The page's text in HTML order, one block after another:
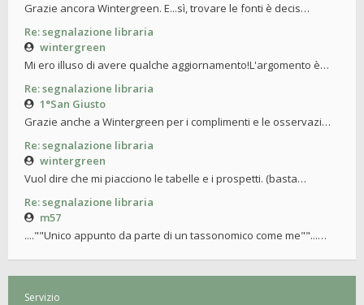
Grazie ancora Wintergreen. E...sì, trovare le fonti è decis…
Re: segnalazione libraria
wintergreen
Mi ero illuso di avere qualche aggiornamento!L'argomento è…
Re: segnalazione libraria
1°San Giusto
Grazie anche a Wintergreen per i complimenti e le osservazi…
Re: segnalazione libraria
wintergreen
Vuol dire che mi piacciono le tabelle e i prospetti. (basta…
Re: segnalazione libraria
m57
....""Unico appunto da parte di un tassonomico come me""...…
Servizio